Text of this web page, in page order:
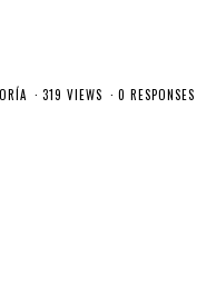
319 VIEWS 0 RESPONSES